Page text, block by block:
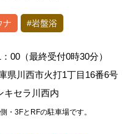
ナ #岩盤浴
00（最終受付0時30分）
県川西市火打1丁目16番6号
キセラ川西内
・3FとRFの駐車場です。